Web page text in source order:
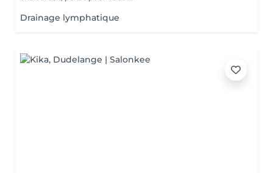
Drainage lymphatique